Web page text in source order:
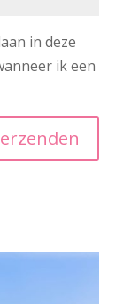
in deze
ik een